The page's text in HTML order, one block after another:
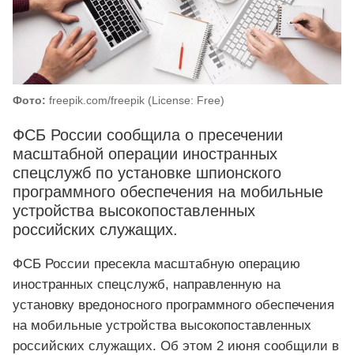
Фото: freepik.com/freepik (License: Free)
ФСБ России сообщила о пресечении
масштабной операции иностранных
спецслужб по установке шпионского
программного обеспечения на мобильные
устройства высокопоставленных
российских служащих.
ФСБ России пресекла масштабную операцию
иностранных спецслужб, направленную на
установку вредоносного программного обеспечения
на мобильные устройства высокопоставленных
российских служащих. Об этом 2 июня сообщили в